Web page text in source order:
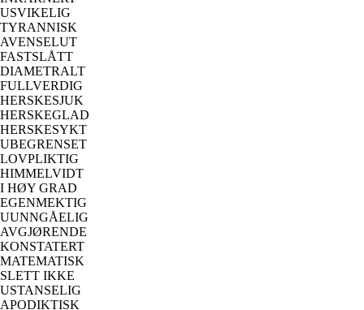
USVIKELIG
TYRANNISK
AVENSELUT
FASTSLÅTT
DIAMETRALT
FULLVERDIG
HERSKESJUK
HERSKEGLAD
HERSKESYKT
UBEGRENSET
LOVPLIKTIG
HIMMELVIDT
I HØY GRAD
EGENMEKTIG
UUNNGÅELIG
AVGJØRENDE
KONSTATERT
MATEMATISK
SLETT IKKE
USTANSELIG
APODIKTISK